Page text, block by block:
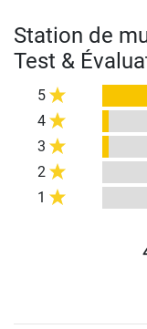
Station de
Test &
5
4
3
2
1